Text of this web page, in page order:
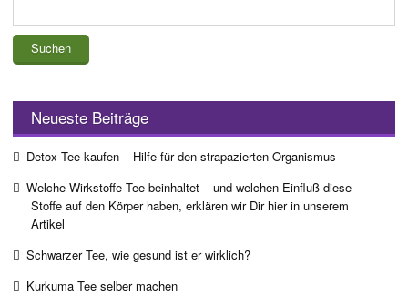
Neueste Beiträge
Detox Tee kaufen – Hilfe für den strapazierten Organismus
Welche Wirkstoffe Tee beinhaltet – und welchen Einfluß diese
Stoffe auf den Körper haben, erklären wir Dir hier in unserem
Artikel
Schwarzer Tee, wie gesund ist er wirklich?
Kurkuma Tee selber machen